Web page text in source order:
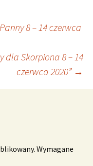
8 – 14 czerwca
dla Skorpiona 8 – 14
czerwca 2020” →
Wymagane